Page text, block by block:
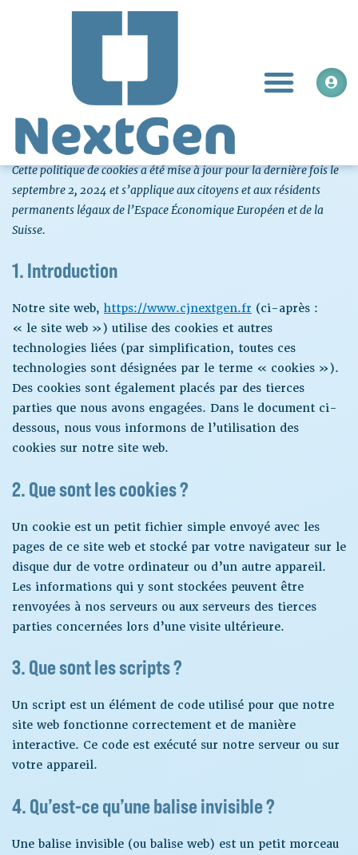
POLITIQUE DE COOKIES
Cette politique de cookies a été mise à jour pour la dernière fois le
septembre 2, 2024 et s’applique aux citoyens et aux résidents
permanents légaux de l’Espace Économique Européen et de la
Suisse.
1. Introduction
Notre site web, https://www.cjnextgen.fr (ci-après :
« le site web ») utilise des cookies et autres
technologies liées (par simplification, toutes ces
technologies sont désignées par le terme « cookies »).
Des cookies sont également placés par des tierces
parties que nous avons engagées. Dans le document ci-
dessous, nous vous informons de l’utilisation des
cookies sur notre site web.
2. Que sont les cookies ?
Un cookie est un petit fichier simple envoyé avec les
pages de ce site web et stocké par votre navigateur sur le
disque dur de votre ordinateur ou d’un autre appareil.
Les informations qui y sont stockées peuvent être
renvoyées à nos serveurs ou aux serveurs des tierces
parties concernées lors d’une visite ultérieure.
3. Que sont les scripts ?
Un script est un élément de code utilisé pour que notre
site web fonctionne correctement et de manière
interactive. Ce code est exécuté sur notre serveur ou sur
votre appareil.
4. Qu’est-ce qu’une balise invisible ?
Une balise invisible (ou balise web) est un petit morceau
Consent
to
service
Consent
to
service
Consent
to
service
Consent
to
service
Consent
to
service